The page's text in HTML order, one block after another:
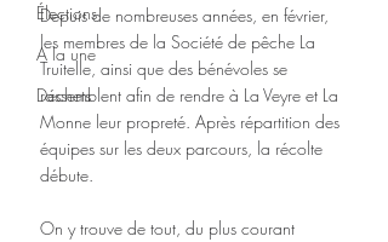
Élections
A la une
Déchets
Depuis de nombreuses années, en février,
les membres de la Société de pêche La
Truitelle, ainsi que des bénévoles se
rassemblent afin de rendre à La Veyre et La
Monne leur propreté. Après répartition des
équipes sur les deux parcours, la récolte
débute.
On y trouve de tout, du plus courant